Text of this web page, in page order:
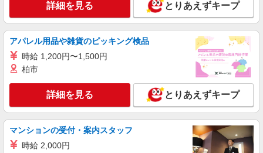
詳細を見る とりあえずキープ
アパレル用品や雑貨のピッキング検品
時給 1,200円〜1,500円
柏市
詳細を見る とりあえずキープ
マンションの受付・案内スタッフ
時給 2,000円